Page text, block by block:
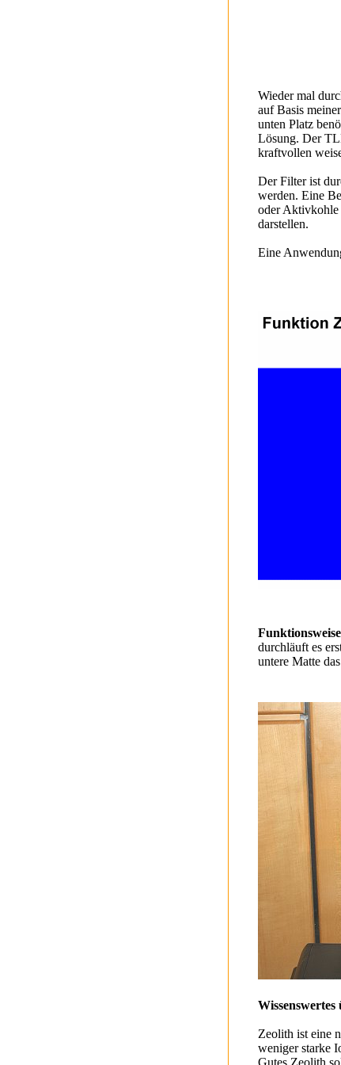
Wieder mal
auf Basis
unten Platz
Lösung. Der
kraftvollen
Der Filter ist
werden. Eine
oder Aktivkohle
darstellen.
Eine
durchläuft es
untere Matte
Zeolith ist eine
weniger starke
Gutes Zeolith